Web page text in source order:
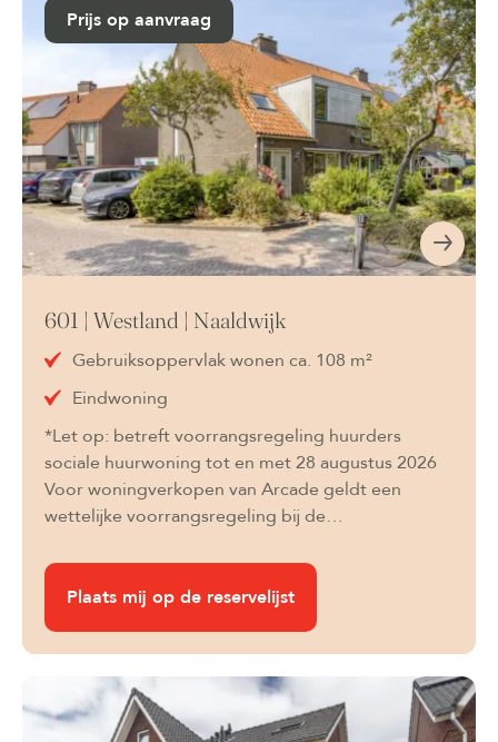
Prijs op aanvraag
601 | Westland | Naaldwijk
Gebruiksoppervlak wonen ca. 108 m²
Eindwoning
*Let op: betreft voorrangsregeling huurders
sociale huurwoning tot en met 28 augustus 2026
Voor woningverkopen van Arcade geldt een
wettelijke voorrangsregeling bij de…
Plaats mij op de reservelijst